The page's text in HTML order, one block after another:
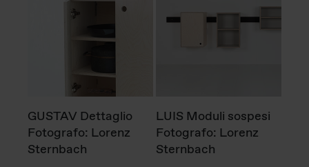
GUSTAV Dettaglio
Fotografo: Lorenz
Sternbach
LUIS Moduli sospesi
Fotografo: Lorenz
Sternbach